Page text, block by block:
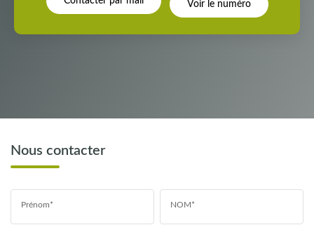
Voir le numéro
Nous contacter
Prénom* NOM*